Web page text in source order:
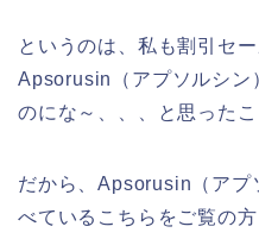
というのは、私も割引セ
Apsorusin（アプソルシン
のにな～、、、と思った
だから、Apsorusin（アプ
べているこちらをご覧の